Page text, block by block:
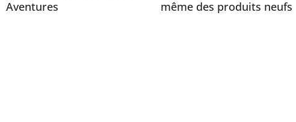
Aventures
même des produits neufs